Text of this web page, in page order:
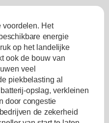
voordelen. Het
energie
op het landelijke
ook de bouw van
veel
piekbelasting al
opslag, verkleinen
door congestie
de zekerheid